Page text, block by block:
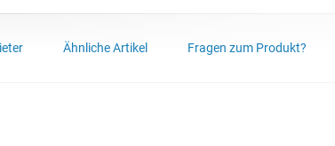
Ähnliche Artikel Fragen zum Produkt?